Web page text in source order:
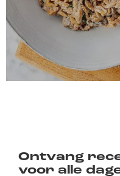
Ontvang
voor alle